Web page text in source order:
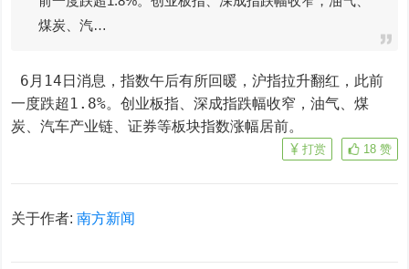
煤炭、汽…
一度跌超1.8%。创业板指、深成指跌幅收窄，油气、煤
炭、汽车产业链、证券等板块指数涨幅居前。
18 赞
打赏
关于作者:南方新闻